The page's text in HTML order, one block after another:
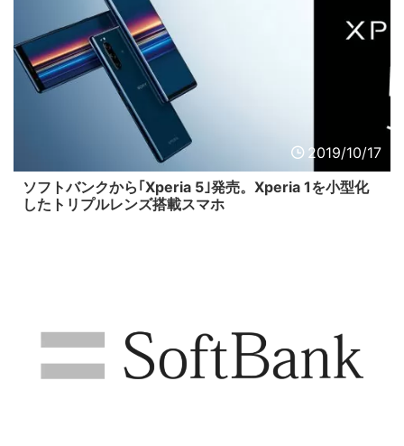
2019/10/17
ソフトバンクから｢Xperia 5｣発売。Xperia 1を小型化
したトリプルレンズ搭載スマホ